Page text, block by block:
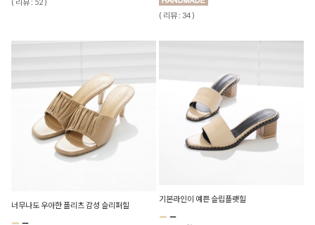
( 리뷰 : 34 )
너무나도 우아한 플리츠 감성 슬리퍼힐
기본라인이 예쁜 슬립플랫힐